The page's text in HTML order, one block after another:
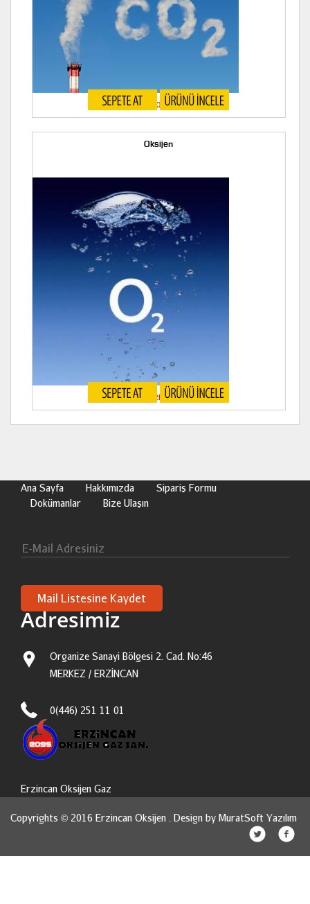
Karbondioksit Gazı
Oksijen
Oksijen Gazı
Ana Sayfa Hakkımızda
Sipariş Formu
Dokümanlar
Bize Ulaşın
Adresimiz
Organize Sanayi Bölgesi 2. Cad. No:46
MERKEZ / ERZİNCAN
0(446) 251 11 01
Erzincan Oksijen Gaz
Copyrights © 2016 Erzincan Oksijen . Design by MuratSoft Yazılım